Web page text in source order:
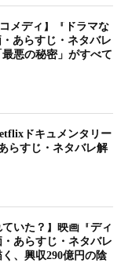
メディ】『ドラマな
あらすじ・ネタバレ
悪の秘密」がすべて
ドキュメンタリー
らすじ・ネタバレ解
いた？】映画『ディ
あらすじ・ネタバレ
、興収290億円の陰